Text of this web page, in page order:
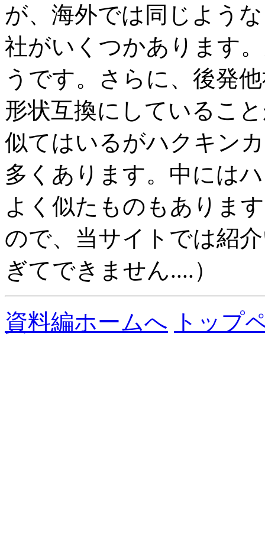
が、海外では同じよう
社がいくつかあります
うです。さらに、後発
形状互換にしているこ
似てはいるがハクキン
多くあります。中には
よく似たものもありま
ので、当サイトでは紹
ぎてできません....）
資料編ホームへ トップ